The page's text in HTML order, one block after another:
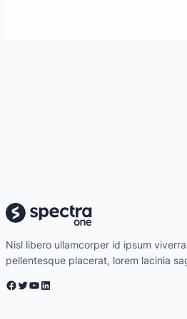
Nisl libero ullamcorper id ipsum
pellentesque placerat, lorem lacinia
Facebook Twitter YouTube LinkedIn